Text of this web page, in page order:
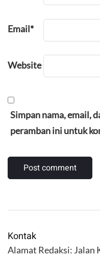
Email*
Website
Simpan nama, email,
peramban ini untuk
Kontak
Alamat Redaksi: Jalan